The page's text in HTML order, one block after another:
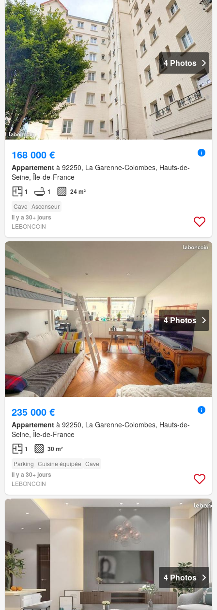
4 Photos
168 000 €
Appartement à 92250, La Garenne-Colombes, Hauts-de-
Seine, Île-de-France
1 1 24 m²
Cave Ascenseur
Il y a 30+ jours
LEBONCOIN
4 Photos
235 000 €
Appartement à 92250, La Garenne-Colombes, Hauts-de-
Seine, Île-de-France
1 30 m²
Parking Cuisine équipée Cave
Il y a 30+ jours
LEBONCOIN
4 Photos